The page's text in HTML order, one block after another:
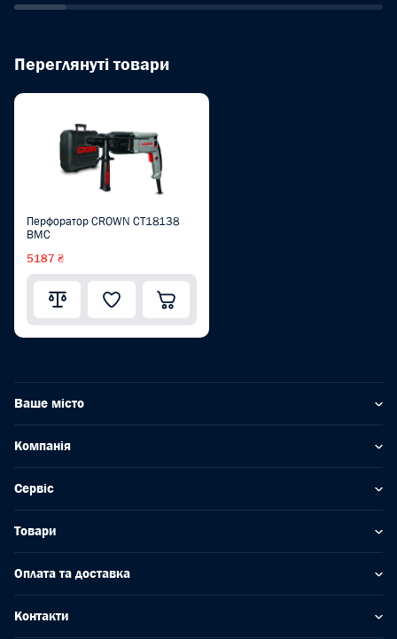
Переглянуті товари
Перфоратор CROWN CT18138
BMC
5187 ₴
Ваше місто
Компанія
Сервіс
Товари
Оплата та доставка
Контакти